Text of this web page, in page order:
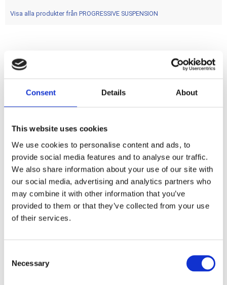
Consent Details About
This website uses cookies
We use cookies to personalise content and ads, to
provide social media features and to analyse our traffic.
We also share information about your use of our site with
our social media, advertising and analytics partners who
may combine it with other information that you’ve
provided to them or that they’ve collected from your use
of their services.
Necessary
Visa alla produkter från PROGRESSIVE SUSPENSION
11"; CHROME; STD DUTY
Dela med dig
F
e
o
o
k
Omdömen
Du